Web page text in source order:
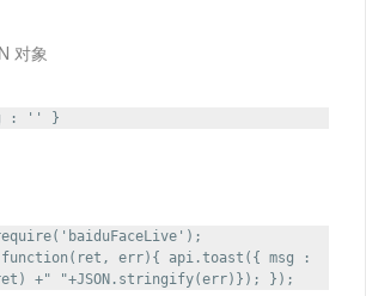
对象
: '' }
err){ api.toast({ msg :
+" "+JSON.stringify(err)}); });